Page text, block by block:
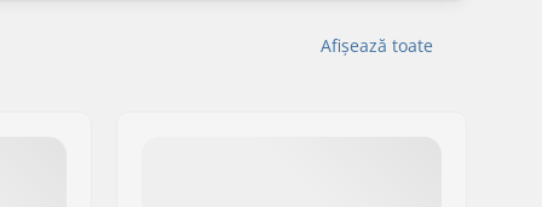
Afișează toate